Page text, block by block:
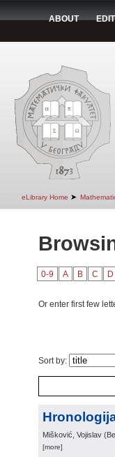
ABOUT
eLibrary Home ➤
0-9 A B C D
Or enter first few
Sort by:
Mišković, Vojislav (
[more]